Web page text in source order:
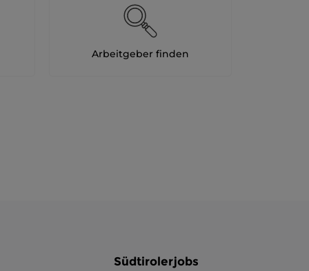
Arbeitgeber finden
Südtirolerjobs